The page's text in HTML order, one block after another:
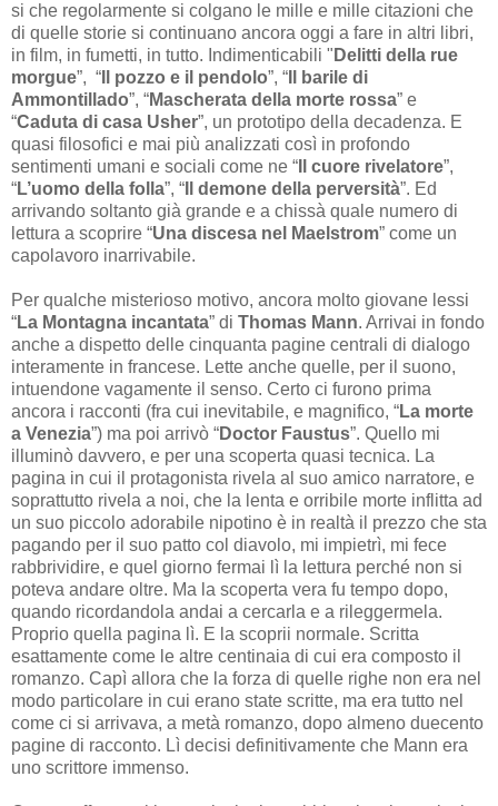
si che regolarmente si colgano le mille e mille citazioni che
di quelle storie si continuano ancora oggi a fare in altri libri,
in film, in fumetti, in tutto. Indimenticabili " Delitti della rue
morgue”, “ Il pozzo e il pendolo”, “ Il barile di
Ammontillado”, “Mascherata della morte rossa” e
“Caduta di casa Usher”, un prototipo della decadenza. E
quasi filosofici e mai più analizzati così in profondo
sentimenti umani e sociali come ne “ Il cuore rivelatore”,
“L’uomo della folla”, “ Il demone della perversità”. Ed
arrivando soltanto già grande e a chissà quale numero di
lettura a scoprire “Una discesa nel Maelstrom” come un
capolavoro inarrivabile.
Per qualche misterioso motivo, ancora molto giovane lessi
“La Montagna incantata” di Thomas Mann. Arrivai in fondo
anche a dispetto delle cinquanta pagine centrali di dialogo
interamente in francese. Lette anche quelle, per il suono,
intuendone vagamente il senso. Certo ci furono prima
ancora i racconti (fra cui inevitabile, e magnifico, “La morte
a Venezia”) ma poi arrivò “Doctor Faustus”. Quello mi
illuminò davvero, e per una scoperta quasi tecnica. La
pagina in cui il protagonista rivela al suo amico narratore, e
soprattutto rivela a noi, che la lenta e orribile morte inflitta ad
un suo piccolo adorabile nipotino è in realtà il prezzo che sta
pagando per il suo patto col diavolo, mi impietrì, mi fece
rabbrividire, e quel giorno fermai lì la lettura perché non si
poteva andare oltre. Ma la scoperta vera fu tempo dopo,
quando ricordandola andai a cercarla e a rileggermela.
Proprio quella pagina lì. E la scoprii normale. Scritta
esattamente come le altre centinaia di cui era composto il
romanzo. Capì allora che la forza di quelle righe non era nel
modo particolare in cui erano state scritte, ma era tutto nel
come ci si arrivava, a metà romanzo, dopo almeno duecento
pagine di racconto. Lì decisi definitivamente che Mann era
uno scrittore immenso.